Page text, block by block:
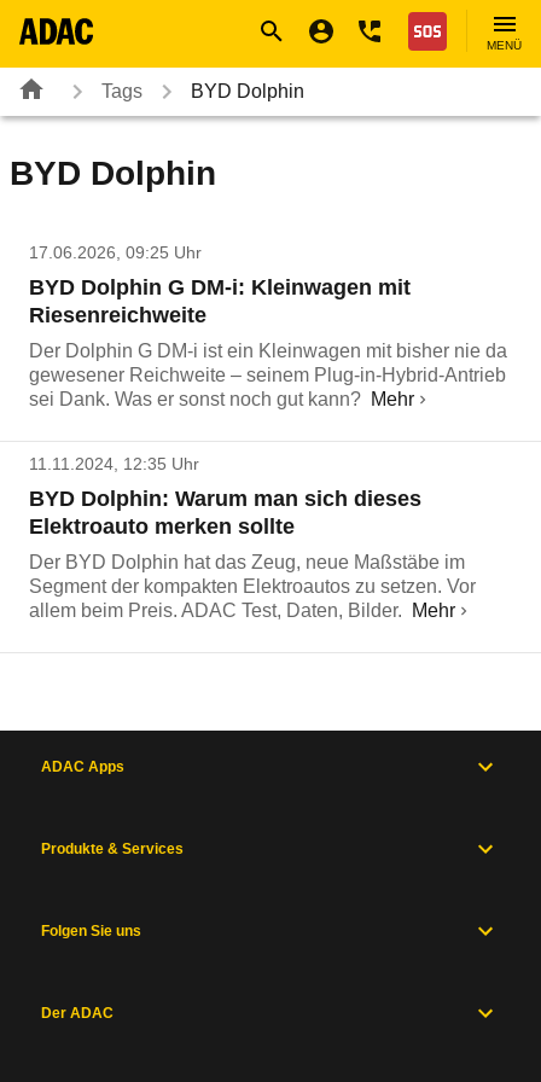
Nothilfe
MENÜ
Tags BYD Dolphin
BYD Dolphin
17.06.2026, 09:25 Uhr
BYD Dolphin G DM-i: Kleinwagen mit
Riesenreichweite
Der Dolphin G DM-i ist ein Kleinwagen mit bisher nie da
gewesener Reichweite – seinem Plug-in-Hybrid-Antrieb
sei Dank. Was er sonst noch gut kann? Mehr
11.11.2024, 12:35 Uhr
BYD Dolphin: Warum man sich dieses
Elektroauto merken sollte
Der BYD Dolphin hat das Zeug, neue Maßstäbe im
Segment der kompakten Elektroautos zu setzen. Vor
allem beim Preis. ADAC Test, Daten, Bilder.
Mehr
ADAC Apps
Produkte & Services
Folgen Sie uns
Der ADAC